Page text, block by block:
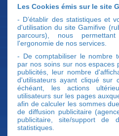
Les Cookies émis sur le site
- D’établir des statistiques et
d'utilisation du site Gamifive
parcours), nous
l'ergonomie de nos services.
- De comptabiliser le nombre
par nos soins sur nos espaces
publicités, leur nombre
d'utilisateurs ayant cliqué sur
échéant, les actions
utilisateurs sur les pages
afin de calculer les sommes
de diffusion publicitaire
publicitaire, site/support de
statistiques.